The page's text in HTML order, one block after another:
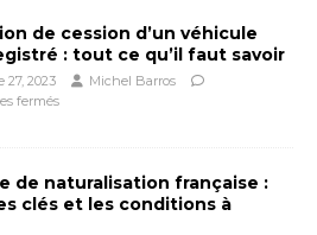
de cession d’un véhicule
: tout ce qu’il faut savoir
27, 2023
Michel Barros
fermés
de naturalisation française :
clés et les conditions à